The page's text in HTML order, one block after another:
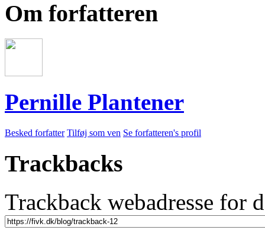
Om forfatteren
Pernille Plantener
Besked forfatter Tilføj som ven Se forfatteren's profil
Trackbacks
Trackback webadresse for